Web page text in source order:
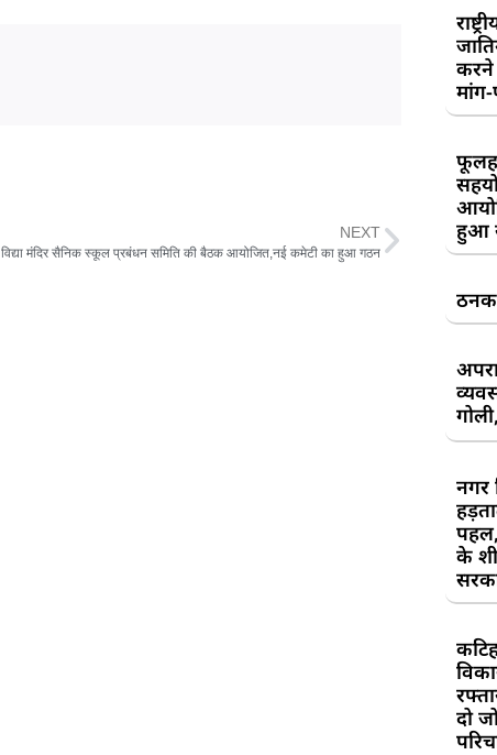
NEXT
विद्या मंदिर सैनिक स्कूल प्रबंधन समिति की बैठक आयोजित,नई कमेटी का हुआ गठन
करने
मांग-
हुआ
नगर
के
दो